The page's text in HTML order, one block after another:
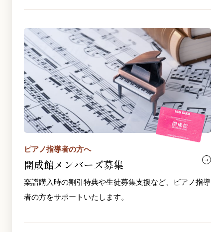
ピアノ指導者の方へ
開成館メンバーズ募集
楽譜購入時の割引特典や生徒募集支援など、ピアノ指導
者の方をサポートいたします。